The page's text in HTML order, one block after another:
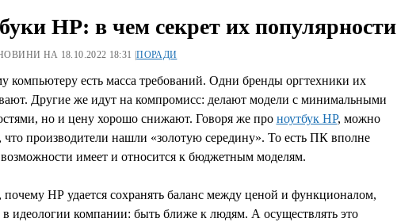
HP: в чем секрет их популярности
НА 18.10.2022 18:31 |ПОРАДИ
компьютеру есть масса требований. Одни бренды оргтехники их
Другие же идут на компромисс: делают модели с минимальными
но и цену хорошо снижают. Говоря же про ноутбук HP, можно
что производители нашли «золотую середину». То есть ПК вполне
имеет и относится к бюджетным моделям.
НР удается сохранять баланс между ценой и функционалом,
в идеологии компании: быть ближе к людям. А осуществлять это